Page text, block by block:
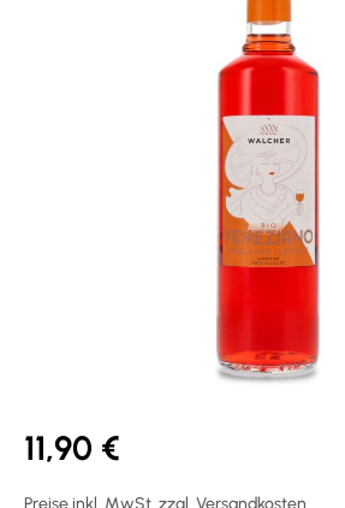
11,90 €
Preise inkl. MwSt. zzgl. Versandkosten